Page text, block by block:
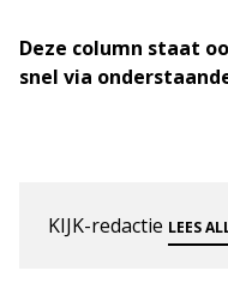
Deze column staat
snel via
KIJK-redactie LEES